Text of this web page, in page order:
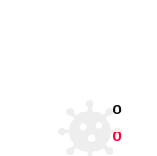
0
0